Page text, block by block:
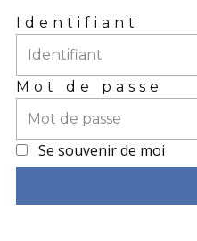
Identifiant
Mot de passe
Se souvenir de moi